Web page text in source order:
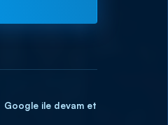
Google ile devam et